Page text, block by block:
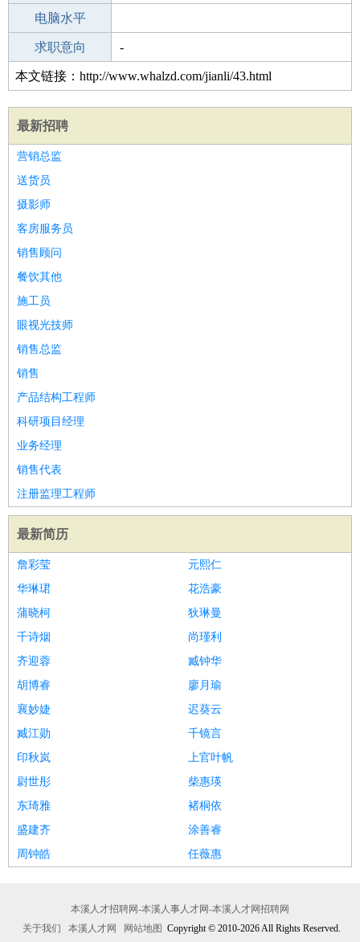
微信号码
电脑水平
外语水平
求职意向 -
本文链接：http://www.whalzd.com/jianli/43.html
最新招聘
营销总监
送货员
摄影师
客房服务员
销售顾问
餐饮其他
施工员
眼视光技师
销售总监
销售
产品结构工程师
科研项目经理
业务经理
销售代表
注册监理工程师
最新简历
詹彩莹
元熙仁
华琳珺
花浩豪
蒲晓柯
狄琳曼
千诗烟
尚瑾利
齐迎蓉
臧钟华
胡博睿
廖月瑜
襄妙婕
迟葵云
臧江勋
千镜言
印秋岚
上官叶帆
尉世彤
柴惠瑛
东琦雅
褚桐依
盛建齐
涂善睿
周钟皓
任薇惠
本溪人才招聘网-本溪人事人才网-本溪人才网招聘网
关于我们
本溪人才网 网站地图 Copyright © 2010-2026 All Rights Reserved.